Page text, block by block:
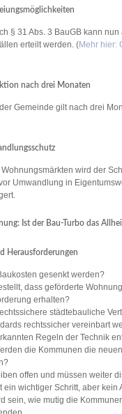
§ 31 Abs. 3 BauGB kann
erteilt werden. (Mehr hier:
nach drei Monaten
Gemeinde gilt nach drei
wird der
Umwandlung in
Ist der Bau-Turbo das
Herausforderungen
gesenkt werden?
dass geförderte
erhalten?
städtebauliche
rechtssicher vereinbart
Regeln der Technik
die Kommunen die
offen und müssen weiter
ein wichtiger Schritt, aber kein
sein, wie mutig die